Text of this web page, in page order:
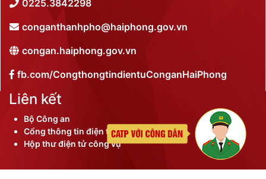
0225.3842298
conganthanhpho@haiphong.gov.vn
congan.haiphong.gov.vn
fb.com/CongthongtindientuConganHaiPhong
Liên kết
Bộ Công an
Cổng thông tin điện tử thành phố
Hộp thư điện tử công vụ